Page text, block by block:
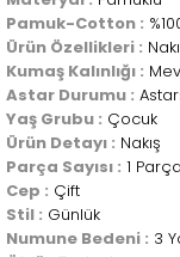
Pamuk-Cotton :
Ürün Özellikleri :
Kumaş Kalınlığı :
Astar Durumu :
Yaş Grubu : Çocuk
Ürün Detayı : Nakış
Parça Sayısı : 1 Parça
Cep : Çift
Stil : Günlük
Numune Bedeni : 3